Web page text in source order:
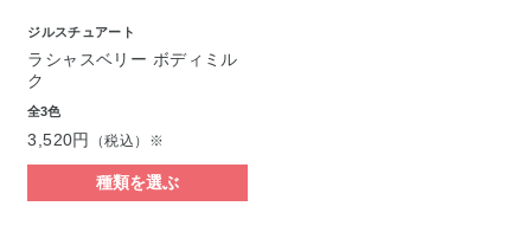
ジルスチュアート
ラシャスベリー ボディミル
ク
全3色
3,520円 （税込）※
種類を選ぶ